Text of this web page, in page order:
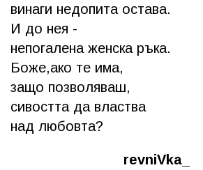
винаги недопита остава.
И до нея -
непогалена женска ръка.
Боже,ако те има,
защо позволяваш,
сивостта да властва
над любовта?
revniVka_